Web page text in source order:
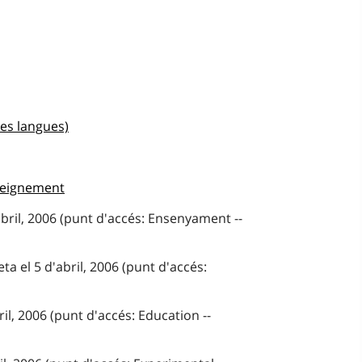
langues)
2006 (punt d'accés: Ensenyament --
el 5 d'abril, 2006 (punt d'accés:
2006 (punt d'accés: Education --